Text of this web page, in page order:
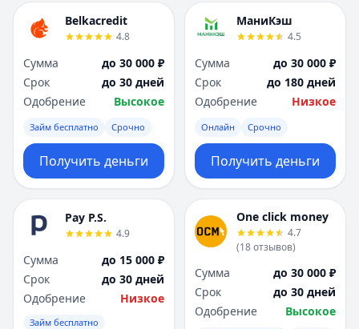
Belkacredit
4.8
Сумма
до 30 000 ₽
Срок
до 30 дней
Одобрение
Высокое
Займ бесплатно Срочно
Получить деньги
МаниКэш
4.5
Сумма
до 30 000 ₽
Срок
до 180 дней
Одобрение
Низкое
Онлайн Срочно
Получить деньги
Pay P.S.
4.9
Сумма
до 15 000 ₽
Срок
до 30 дней
Одобрение
Низкое
Займ бесплатно
One click money
4.7
(18отзывов)
Сумма
до 30 000 ₽
Срок
до 30 дней
Одобрение
Высокое